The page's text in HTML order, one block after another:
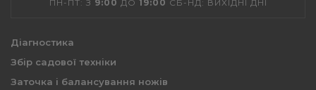
ПН-ПТ: З 9:00 ДО 19:00 СБ-НД: ВИХІДНІ ДНІ
Діагностика
Збір садової техніки
Заточка і балансування ножів